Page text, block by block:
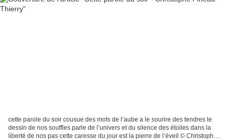
cette parole du soir cousue des mots de l’aube a le sourire des tendres le
dessin de nos souffles parle de l’univers et du silence des étoiles dans la
liberté de nos pas cette caresse du jour est la pierre de l’éveil © Christophe